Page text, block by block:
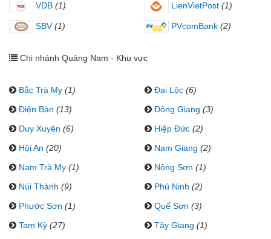
VDB (1) LienVietPost (1)
SBV (1) PVcomBank (2)
Chi nhánh Quảng Nam - Khu vực
Bắc Trà My (1) Đại Lộc (6)
Điện Bàn (13) Đông Giang (3)
Duy Xuyên (6) Hiệp Đức (2)
Hội An (20) Nam Giang (2)
Nam Trà My (1) Nông Sơn (1)
Núi Thành (9) Phú Ninh (2)
Phước Sơn (1) Quế Sơn (3)
Tam Kỳ (27) Tây Giang (1)